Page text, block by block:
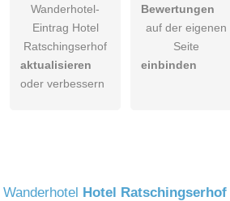
Wanderhotel-
Eintrag Hotel
Ratschingserhof
aktualisieren
oder verbessern
Bewertungen
auf der eigenen
Seite
einbinden
Wanderhotel Hotel Ratschingserhof